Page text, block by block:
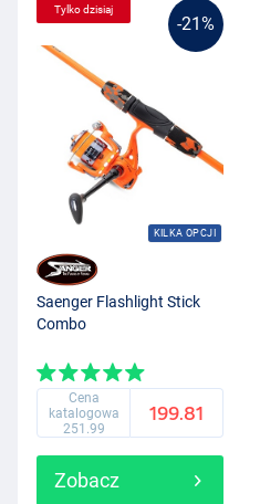
-21%
KILKA OPCJI
Tylko dzisiaj
Saenger Flashlight Stick
Combo
Cena
katalogowa
251.99
199.81
Zobacz